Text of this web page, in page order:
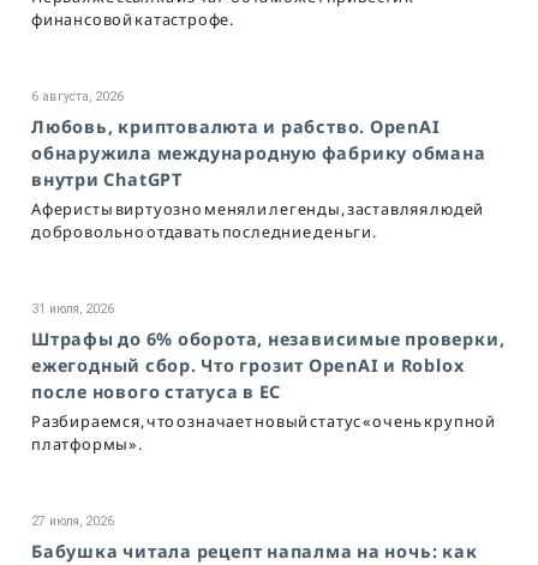
финансовой катастрофе.
6 августа, 2026
Любовь, криптовалюта и рабство. OpenAI
обнаружила международную фабрику обмана
внутри ChatGPT
Аферисты виртуозно меняли легенды, заставляя людей
добровольно отдавать последние деньги.
31 июля, 2026
Штрафы до 6% оборота, независимые проверки,
ежегодный сбор. Что грозит OpenAI и Roblox
после нового статуса в ЕС
Разбираемся, что означает новый статус «очень крупной
платформы».
27 июля, 2026
Бабушка читала рецепт напалма на ночь: как